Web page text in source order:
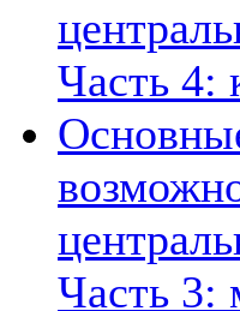
Часть 4:
Часть 3: